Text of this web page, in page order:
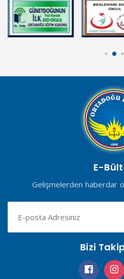
E-
Gelişmelerden haberdar
Bizi